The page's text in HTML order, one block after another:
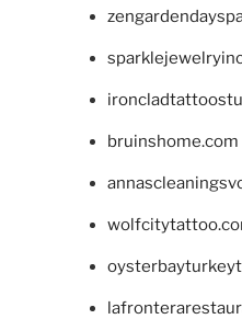
bruinshome.com